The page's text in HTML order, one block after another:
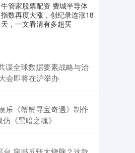
牛管家股票配资 费城半导体
指数再度大涨，创纪录连涨18
天，一文看清有多超买
谋全球数据要素战略与治
会即将在沪举办
乐《蟹蟹寻宝奇遇》制作
《黑暗之魂》